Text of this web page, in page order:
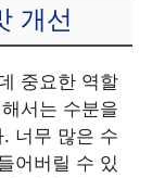
개선
중요한 역할
서는 수분을
너무 많은 수
어버릴 수 있